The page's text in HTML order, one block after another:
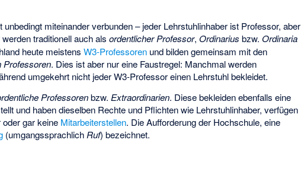
unbedingt miteinander verbunden – jeder Lehrstuhlinhaber ist Professor, aber
werden traditionell auch alsordentlicher Professor,Ordinarius bzw.Ordinaria
heute meistensW3-Professoren und bilden gemeinsam mit den
Professoren. Dies ist aber nur eine Faustregel: Manchmal werden
umgekehrt nicht jeder W3-Professor einen Lehrstuhl bekleidet.
Professorenbzw. Extraordinarien. Diese bekleiden ebenfalls eine
und haben dieselben Rechte und Pflichten wie Lehrstuhlinhaber, verfügen
oder gar keine Mitarbeiterstellen. Die Aufforderung der Hochschule, eine
(umgangssprachlich Ruf) bezeichnet.